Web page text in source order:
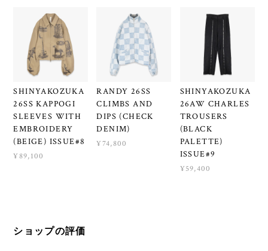
SHINYAKOZUKA
26SS KAPPOGI
SLEEVES WITH
EMBROIDERY
(BEIGE) ISSUE#8
¥89,100
RANDY 26SS
CLIMBS AND
DIPS (CHECK
DENIM)
¥74,800
SHINYAKOZUKA
26AW CHARLES
TROUSERS
(BLACK
PALETTE)
ISSUE#9
¥59,400
ショップの評価